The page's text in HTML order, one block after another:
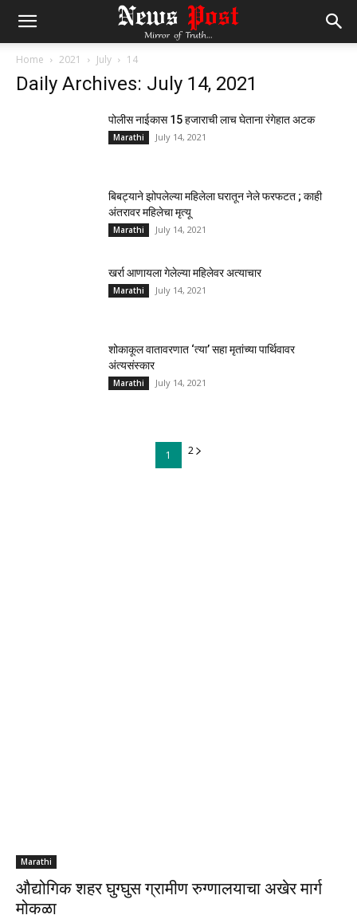
Home 2021 July 14
Daily Archives: July 14, 2021
पोलीस नाईकास 15 हजाराची लाच घेताना रंगेहात अटक
Marathi July 14, 2021
बिबट्याने झोपलेल्या महिलेला घरातून नेले फरफटत ; काही
अंतरावर महिलेचा मृत्यू
Marathi July 14, 2021
खर्रा आणायला गेलेल्या महिलेवर अत्याचार
Marathi July 14, 2021
शोकाकूल वातावरणात ‘त्या’ सहा मृतांच्या पार्थिवावर
अंत्यसंस्कार
Marathi July 14, 2021
1 2
Marathi
औद्योगिक शहर घुग्घुस ग्रामीण रुग्णालयाचा अखेर मार्ग
मोकळा